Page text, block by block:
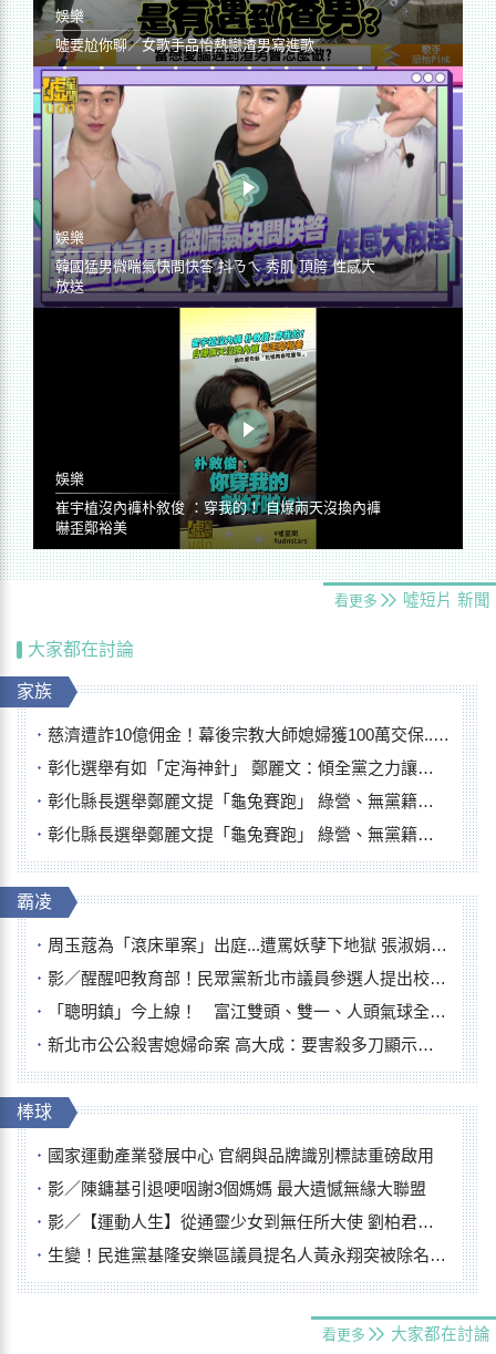
娛樂
噓要尬你聊／女歌手品怡熱戀渣男寫進歌
娛樂
韓國猛男微喘氣快問快答 抖ㄋㄟ 秀肌 頂胯 性感大
放送
娛樂
崔宇植沒內褲朴敘俊 ：穿我的！ 自爆兩天沒換內褲
嚇歪鄭裕美
看更多 噓短片 新聞
大家都在討論
家族
慈濟遭詐10億佣金！幕後宗教大師媳婦獲100萬交保...快步奔離不發一語
彰化選舉有如「定海神針」 鄭麗文：傾全黨之力讓彰化贏
彰化縣長選舉鄭麗文提「龜兔賽跑」 綠營、無黨籍忙否認是烏龜
彰化縣長選舉鄭麗文提「龜兔賽跑」 綠營、無黨籍忙否認是烏龜
霸凌
周玉蔻為「滾床單案」出庭...遭罵妖孽下地獄 張淑娟批：舌頭殺人有罪
影／醒醒吧教育部！民眾黨新北市議員參選人提出校園反毒防線升級政見
「聰明鎮」今上線！ 富江雙頭、雙一、人頭氣球全登場
新北市公公殺害媳婦命案 高大成：要害殺多刀顯示怨恨深
棒球
國家運動產業發展中心 官網與品牌識別標誌重磅啟用
影／陳鏞基引退哽咽謝3個媽媽 最大遺憾無緣大聯盟
影／【運動人生】從通靈少女到無任所大使 劉柏君女裁判人生國際發光
生變！民進黨基隆安樂區議員提名人黃永翔突被除名 將另提他人
看更多 大家都在討論